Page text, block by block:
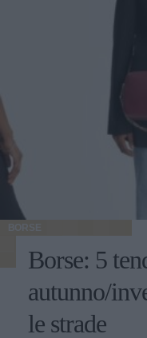
BORSE
Borse: 5
autunno/
le strade